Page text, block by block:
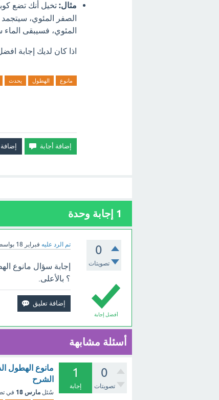
مثال: تخيل أنك تضع
الصفر المئوي، سيتجمد
المئوي، فسيبقى
اذا كان لديك إجابة
مانوع الهطول يحدث
1 إجابة وحدة
0
تصويتات
تم الرد عليه فبراير 18
أفضل إجابة
إجابة سؤال مانوع
؟ بالأعلى.
أسئلة مشابهة
0
تصويتات
1
إجابة
مانوع الهطول
الشرح
سُئل مارس 18 في